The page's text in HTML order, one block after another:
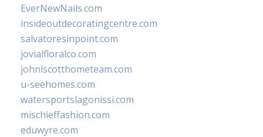
EverNewNails.com
insideoutdecoratingcentre.com
salvatoresinpoint.com
jovialfloralco.com
johnlscotthometeam.com
u-seehomes.com
watersportslagonissi.com
mischieffashion.com
eduwyre.com